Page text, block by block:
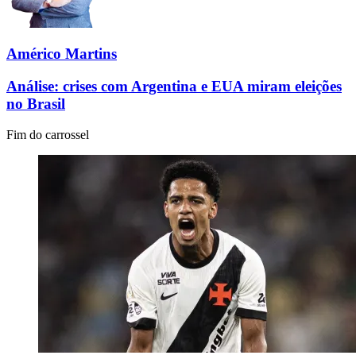
Américo Martins
Análise: crises com Argentina e EUA miram eleições
no Brasil
Fim do carrossel